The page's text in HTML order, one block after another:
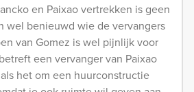
en Paixao vertrekken is geen
wel benieuwd wie de vervangers
van Gomez is wel pijnlijk voor
een vervanger van Paixao
het om een huurconstructie